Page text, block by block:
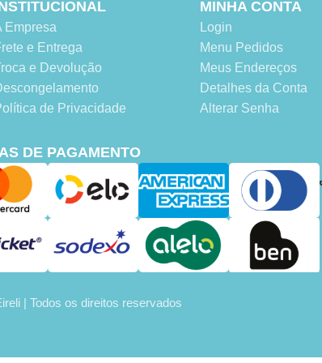
Empresa
e Entrega
e Devolução
de Privacidade
MINHA CONTA
Login
Menu Pedidos
Meus Endereços
Detalhes da Conta
Alterar Senha
DE PAGAMENTO
| Todos os direitos reservados